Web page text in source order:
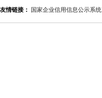
友情链接： 国家企业信用信息公示系统